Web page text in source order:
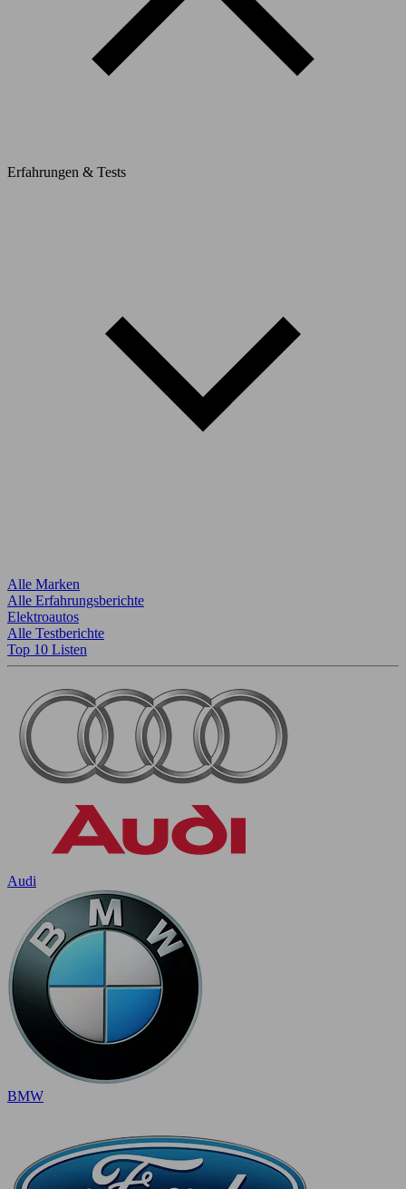
Erfahrungen & Tests
Alle Marken
Alle Erfahrungsberichte
Elektroautos
Alle Testberichte
Top 10 Listen
Audi
BMW